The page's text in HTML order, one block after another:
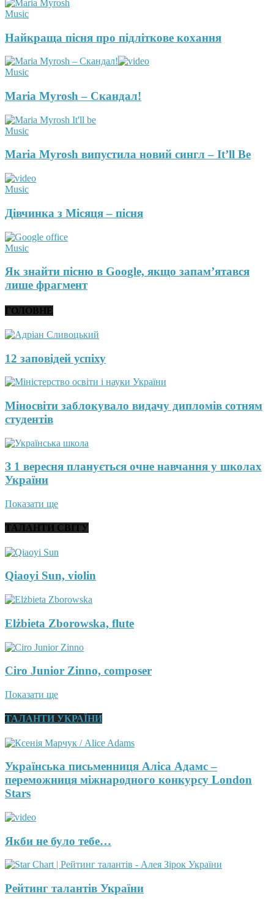
Music
Найкраща пісня про підліткове кохання
Music
Maria Myrosh – Скандал!
Music
Maria Myrosh випустила новий сингл – It’ll Be
Music
Дівчинка з Місяця – пісня
Music
Як знайти пісню в Google, якщо запам’ятався
лише фрагмент
ГОЛОВНЕ
12 заповідей успіху
Міносвіти заблокувало видачу дипломів сотням
студентів
З 1 вересня планується очне навчання у школах
України
Показати ще
ТАЛАНТИ СВІТУ
Qiaoyi Sun, violin
Elżbieta Zborowska, flute
Ciro Junior Zinno, composer
Показати ще
ТАЛАНТИ УКРАЇНИ
Українська письменниця Аліса Адамс –
переможниця міжнародного конкурсу London
Stars
Якби не було тебе…
Рейтинг талантів України